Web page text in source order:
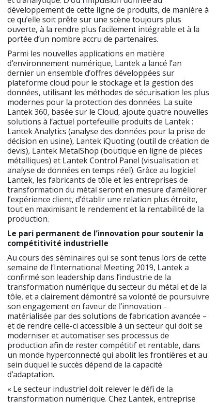
développement de cette ligne de produits, de manière à
ce qu’elle soit prête sur une scène toujours plus
ouverte, à la rendre plus facilement intégrable et à la
portée d’un nombre accru de partenaires.
Parmi les nouvelles applications en matière
d’environnement numérique, Lantek a lancé l’an
dernier un ensemble d’offres développées sur
plateforme cloud pour le stockage et la gestion des
données, utilisant les méthodes de sécurisation les plus
modernes pour la protection des données. La suite
Lantek 360, basée sur le Cloud, ajoute quatre nouvelles
solutions à l’actuel portefeuille produits de Lantek :
Lantek Analytics (analyse des données pour la prise de
décision en usine), Lantek iQuoting (outil de création de
devis), Lantek MetalShop (boutique en ligne de pièces
métalliques) et Lantek Control Panel (visualisation et
analyse de données en temps réel). Grâce au logiciel
Lantek, les fabricants de tôle et les entreprises de
transformation du métal seront en mesure d’améliorer
l’expérience client, d’établir une relation plus étroite,
tout en maximisant le rendement et la rentabilité de la
production.
Le pari permanent de l’innovation pour soutenir la
compétitivité industrielle
Au cours des séminaires qui se sont tenus lors de cette
semaine de l’International Meeting 2019, Lantek a
confirmé son leadership dans l’industrie de la
transformation numérique du secteur du métal et de la
tôle, et a clairement démontré sa volonté de poursuivre
son engagement en faveur de l’innovation –
matérialisée par des solutions de fabrication avancée –
et de rendre celle-ci accessible à un secteur qui doit se
moderniser et automatiser ses processus de
production afin de rester compétitif et rentable, dans
un monde hyperconnecté qui abolit les frontières et au
sein duquel le succès dépend de la capacité
d’adaptation.
« Le secteur industriel doit relever le défi de la
transformation numérique. Chez Lantek, entreprise